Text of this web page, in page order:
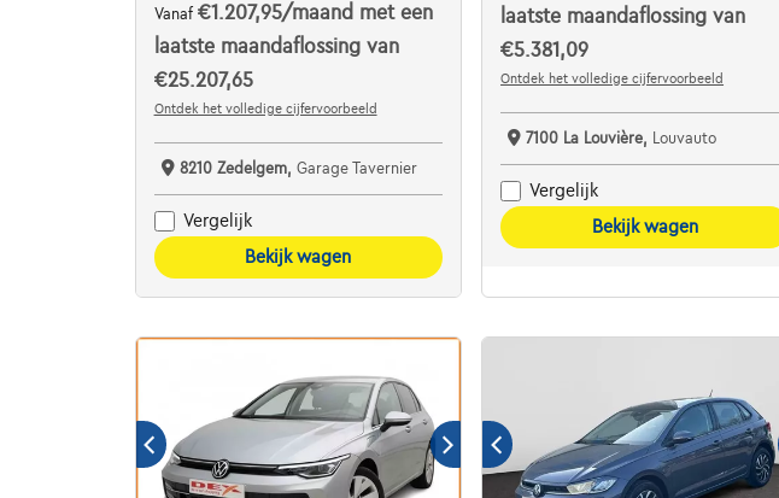
Vanaf €1.207,95/maand met een
laatste maandaflossing van
€25.207,65
Ontdek het volledige cijfervoorbeeld
8210 Zedelgem, Garage Tavernier
Vergelijk
Bekijk wagen
laatste maandaflossing van
€5.381,09
Ontdek het volledige cijfervoorbeeld
7100 La Louvière, Louvauto
Vergelijk
Bekijk wagen